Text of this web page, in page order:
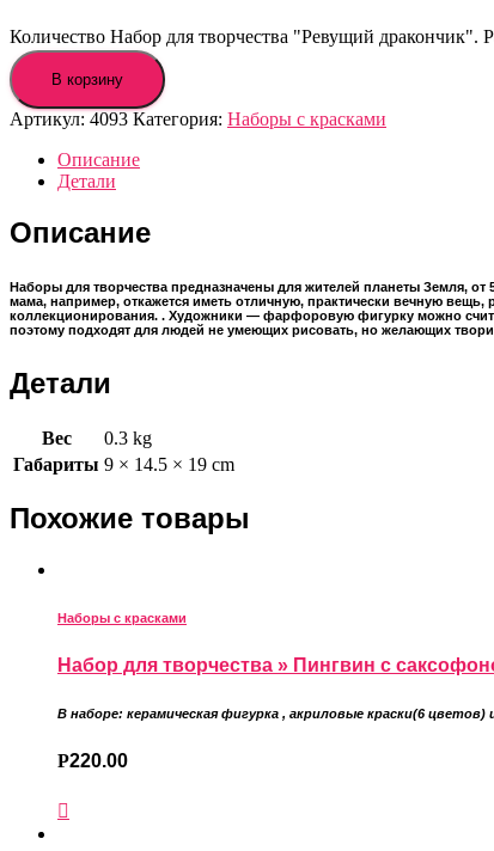
Количество Набор для творчества "Ревущий
В корзину
Артикул: 4093 Категория: Наборы с красками
Описание
Детали
Описание
Наборы для творчества предназначены для жителей планеты Земля,
мама, например, откажется иметь отличную, практически вечную
коллекционирования. . Художники — фарфоровую фигурку можно
поэтому подходят для людей не умеющих рисовать, но желающих
Детали
Вес
0.3 kg
Габариты 9 × 14.5 × 19 cm
Похожие товары
Наборы с красками
Набор для творчества » Пингвин с
В наборе: керамическая фигурка , акриловые краски(6 цветов)
Р220.00